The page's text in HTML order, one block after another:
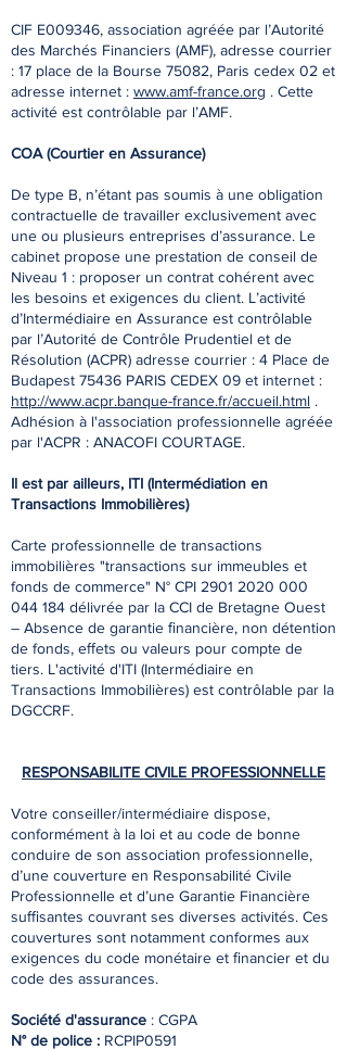
CIF E009346, association agréée par l’Autorité
des Marchés Financiers (AMF), adresse courrier
: 17 place de la Bourse 75082, Paris cedex 02 et
adresse internet : www.amf-france.org . Cette
activité est contrôlable par l’AMF.
COA (Courtier en Assurance)
De type B, n’étant pas soumis à une obligation
contractuelle de travailler exclusivement avec
une ou plusieurs entreprises d’assurance. Le
cabinet propose une prestation de conseil de
Niveau 1 : proposer un contrat cohérent avec
les besoins et exigences du client. L’activité
d’Intermédiaire en Assurance est contrôlable
par l’Autorité de Contrôle Prudentiel et de
Résolution (ACPR) adresse courrier : 4 Place de
Budapest 75436 PARIS CEDEX 09 et internet :
http://www.acpr.banque-france.fr/accueil.html .
Adhésion à l'association professionnelle agréée
par l'ACPR : ANACOFI COURTAGE.
Il est par ailleurs, ITI (Intermédiation en
Transactions Immobilières)
Carte professionnelle de transactions
immobilières "transactions sur immeubles et
fonds de commerce" N° CPI 2901 2020 000
044 184 délivrée par la CCI de Bretagne Ouest
– Absence de garantie ﬁnancière, non détention
de fonds, eﬀets ou valeurs pour compte de
tiers. L'activité d'ITI (Intermédiaire en
Transactions Immobilières) est contrôlable par la
DGCCRF.
RESPONSABILITE CIVILE PROFESSIONNELLE
Votre conseiller/intermédiaire dispose,
conformément à la loi et au code de bonne
conduire de son association professionnelle,
d’une couverture en Responsabilité Civile
Professionnelle et d’une Garantie Financière
suﬃsantes couvrant ses diverses activités. Ces
couvertures sont notamment conformes aux
exigences du code monétaire et ﬁnancier et du
code des assurances.
Société d'assurance : CGPA
N° de police : RCPIP0591